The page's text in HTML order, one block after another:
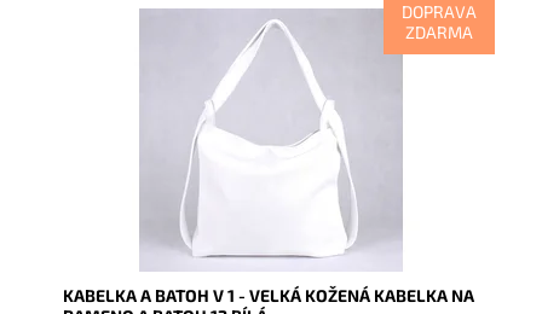
DOPRAVA
ZDARMA
Kabelka na rameno a batoh v jednom provedení!
Moderní italský kvalitní kožený doplněk každé ženy.
Skladem
9853
Vera Pelle
2 roky
KABELKA A BATOH V 1 - VELKÁ KOŽENÁ KABELKA NA